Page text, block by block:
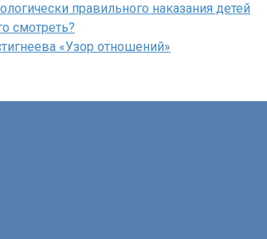
правильного наказания детей
смотреть?
«Узор отношений»